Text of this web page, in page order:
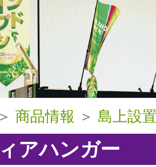
＞ 商品情報 ＞ 島上設
アハンガー